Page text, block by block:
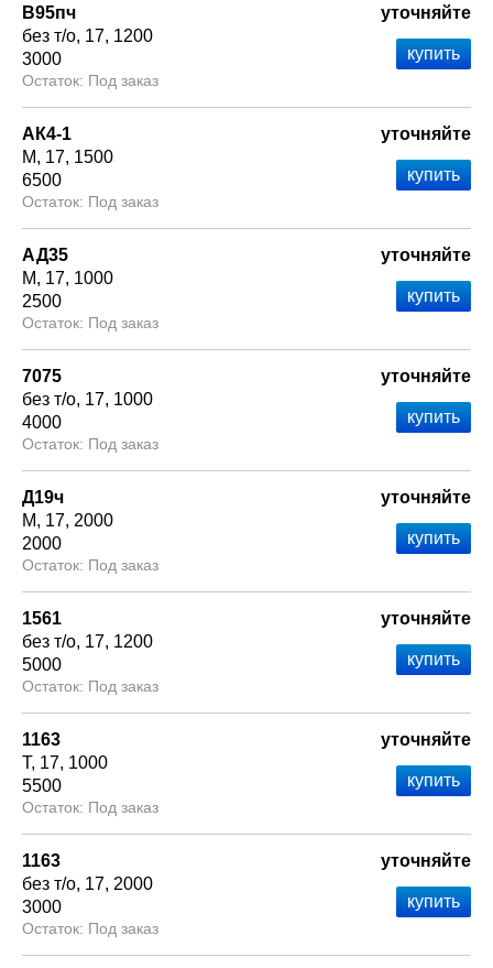
В95пч
без т/о 17 1200
3000
Под заказ
уточняйте
АК4-1
М
17 1500
6500
Под заказ
уточняйте
АД35
М
17 1000
2500
Под заказ
уточняйте
7075
без т/о 17 1000
4000
Под заказ
уточняйте
Д19ч
М
17 2000
2000
Под заказ
уточняйте
1561
без т/о 17 1200
5000
Под заказ
уточняйте
1163
Т 17 1000
5500
Под заказ
уточняйте
1163
без т/о 17 2000
3000
Под заказ
уточняйте